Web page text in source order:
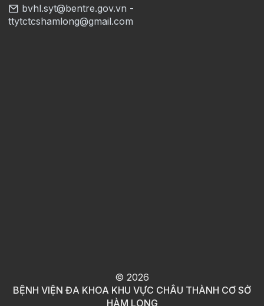
bvhl.syt@bentre.gov.vn -
ttytctcshamlong@gmail.com
© 2026
BỆNH VIỆN ĐA KHOA KHU VỰC CHÂU THÀNH CƠ SỞ
HÀM LONG